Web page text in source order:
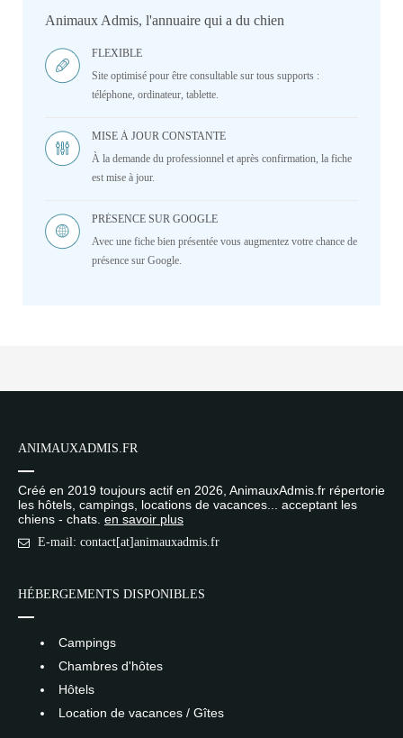
Animaux Admis, l'annuaire qui a du chien
FLEXIBLE
Site optimisé pour être consultable sur tous supports :
téléphone, ordinateur, tablette.
MISE À JOUR CONSTANTE
À la demande du professionnel et après confirmation, la fiche
est mise à jour.
PRÉSENCE SUR GOOGLE
Avec une fiche bien présentée vous augmentez votre chance de
présence sur Google.
ANIMAUXADMIS.FR
Créé en 2019 toujours actif en 2026, AnimauxAdmis.fr répertorie
les hôtels, campings, locations de vacances... acceptant les
chiens - chats. en savoir plus
E-mail: contact[at]animauxadmis.fr
HÉBERGEMENTS DISPONIBLES
Campings
Chambres d'hôtes
Hôtels
Location de vacances / Gîtes